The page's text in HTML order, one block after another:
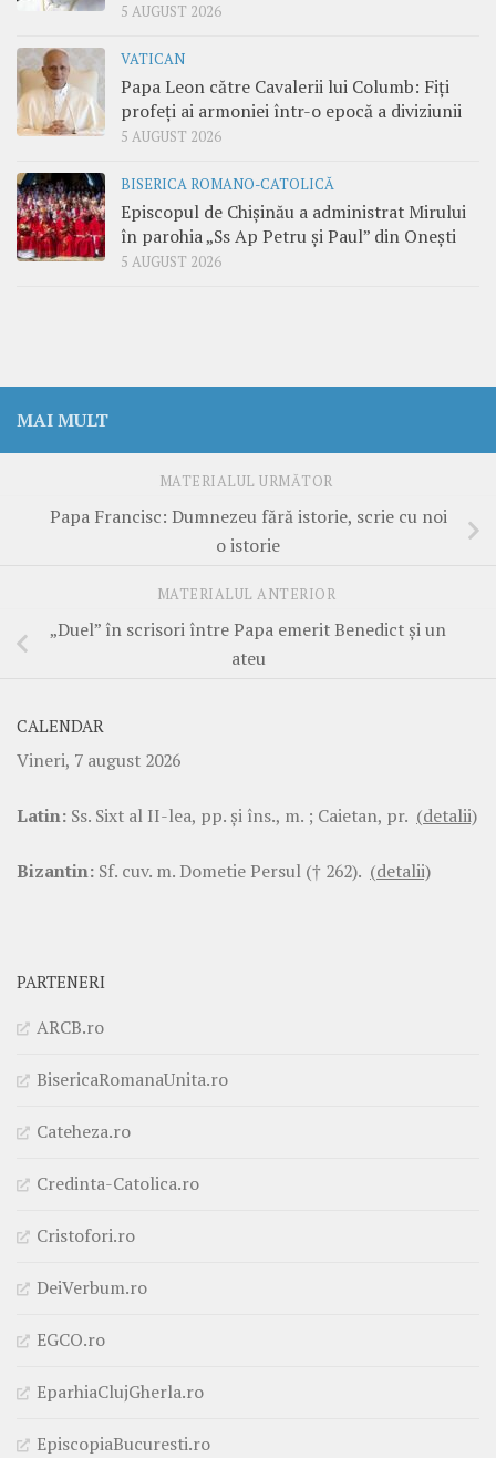
5 AUGUST 2026
VATICAN
Papa Leon către Cavalerii lui Columb: Fiți
profeți ai armoniei într-o epocă a diviziunii
5 AUGUST 2026
BISERICA ROMANO-CATOLICĂ
Episcopul de Chișinău a administrat Mirului
în parohia „Ss Ap Petru și Paul” din Onești
5 AUGUST 2026
MAI MULT
MATERIALUL URMĂTOR
Papa Francisc: Dumnezeu fără istorie, scrie cu noi
o istorie
MATERIALUL ANTERIOR
„Duel” în scrisori între Papa emerit Benedict şi un
ateu
CALENDAR
Vineri, 7 august 2026
Latin: Ss. Sixt al II-lea, pp. şi îns., m. ; Caietan, pr. (detalii)
Bizantin: Sf. cuv. m. Dometie Persul († 262). (detalii)
PARTENERI
ARCB.ro
BisericaRomanaUnita.ro
Cateheza.ro
Credinta-Catolica.ro
Cristofori.ro
DeiVerbum.ro
EGCO.ro
EparhiaClujGherla.ro
EpiscopiaBucuresti.ro